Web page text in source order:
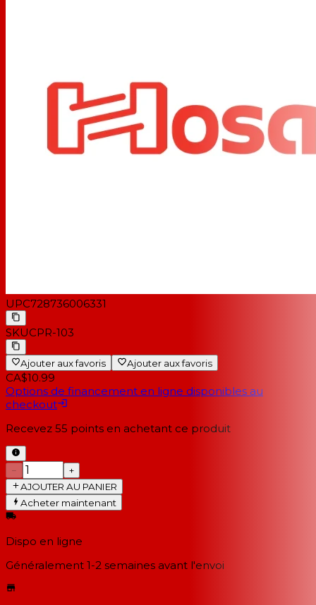
UPC728736006331
SKUCPR-103
Ajouter aux favoris Ajouter aux favoris
CA$10.99
Options de financement en ligne disponibles au
checkout
Recevez 55 points en achetant ce produit
−
+
AJOUTER AU PANIER
Acheter maintenant
Dispo en ligne
Généralement 1-2 semaines avant l'envoi